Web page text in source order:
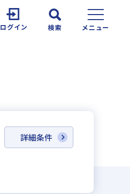
ログイン 検索 メニュー
詳細条件